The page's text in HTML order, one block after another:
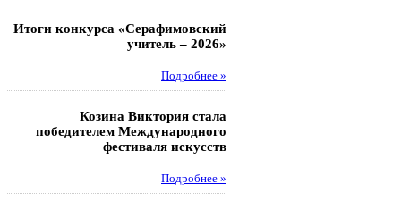
Итоги конкурса «Серафимовский
учитель – 2026»
Подробнее »
Козина Виктория стала
победителем Международного
фестиваля искусств
Подробнее »